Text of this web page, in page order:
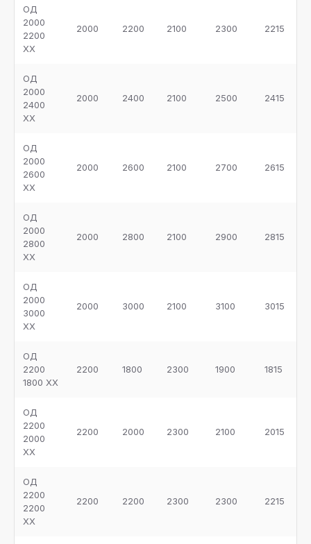
ОД
2000
2200
ХХ
2000 2200 2100 2300 2215
ОД
2000
2400
ХХ
2000 2400 2100 2500 2415
ОД
2000
2600
ХХ
2000 2600 2100 2700 2615
ОД
2000
2800
ХХ
2000 2800 2100 2900 2815
ОД
2000
3000
ХХ
2000 3000 2100 3100 3015
ОД
2200
1800 ХХ
2200 1800 2300 1900 1815
ОД
2200
2000
ХХ
2200 2000 2300 2100 2015
ОД
2200
2200
ХХ
2200 2200 2300 2300 2215